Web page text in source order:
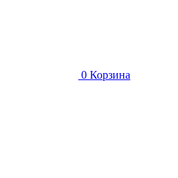
0 Корзина